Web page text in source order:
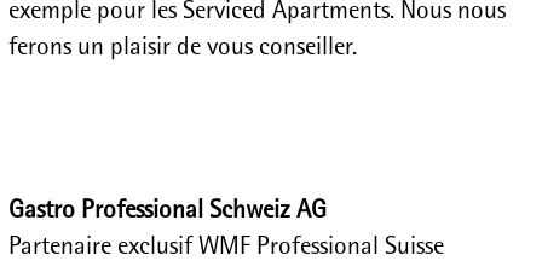
exemple pour les Serviced Apartments. Nous nous
ferons un plaisir de vous conseiller.
Gastro Professional Schweiz AG
Partenaire exclusif WMF Professional Suisse